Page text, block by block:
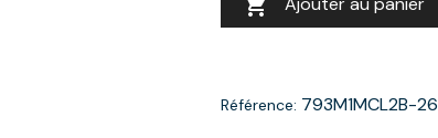
Référence: 793M1MCL2B-26